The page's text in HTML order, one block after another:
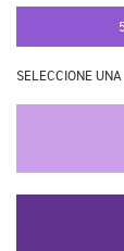
5
SELECCIONE